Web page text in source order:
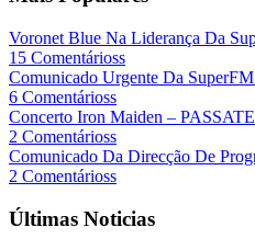
Voronet Blue Na Liderança Da
15 Comentárioss
Comunicado Urgente Da
6 Comentárioss
Concerto Iron Maiden –
2 Comentárioss
Comunicado Da Direcção De
2 Comentárioss
Últimas Noticias